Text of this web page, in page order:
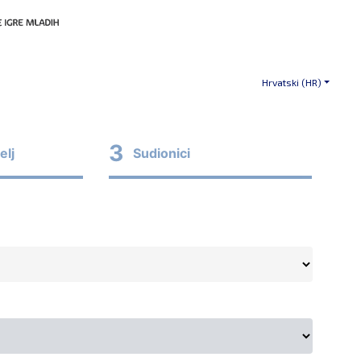
Hrvatski (HR)
3 Sudionici